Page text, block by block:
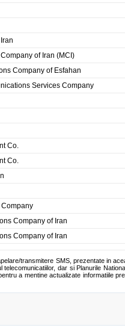
of Iran (MCI)
Company of Esfahan
Services Company
Co.
Co.
Company of Iran
Company of Iran
transmitere SMS, prezentate in
dar si Planurile
a mentine actualizate informatiile